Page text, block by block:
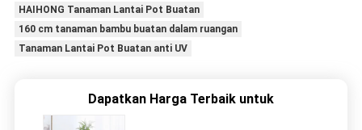
HAIHONG Tanaman Lantai Pot Buatan
160 cm tanaman bambu buatan dalam ruangan
Tanaman Lantai Pot Buatan anti UV
Dapatkan Harga Terbaik untuk